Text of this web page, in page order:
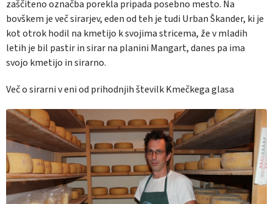
zaščiteno označba porekla pripada posebno mesto. Na
bovškem je več sirarjev, eden od teh je tudi Urban Škander, ki je
kot otrok hodil na kmetijo k svojima stricema, že v mladih
letih je bil pastir in sirar na planini Mangart, danes pa ima
svojo kmetijo in sirarno.
Več o sirarni v eni od prihodnjih številk Kmečkega glasa